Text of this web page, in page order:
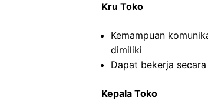
Kru Toko
Kemampuan
dimiliki
Dapat bekerja
Kepala Toko